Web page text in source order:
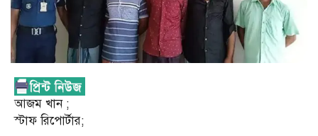
আজম খান ;
স্টাফ রিপোর্টার;